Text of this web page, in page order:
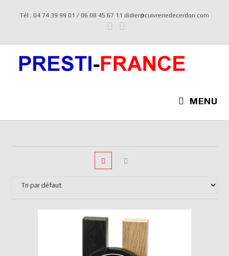
Tél : 04 74 39 99 01 / 06 08 45 67 11 didier@cuivreriedecerdon.com
MENU